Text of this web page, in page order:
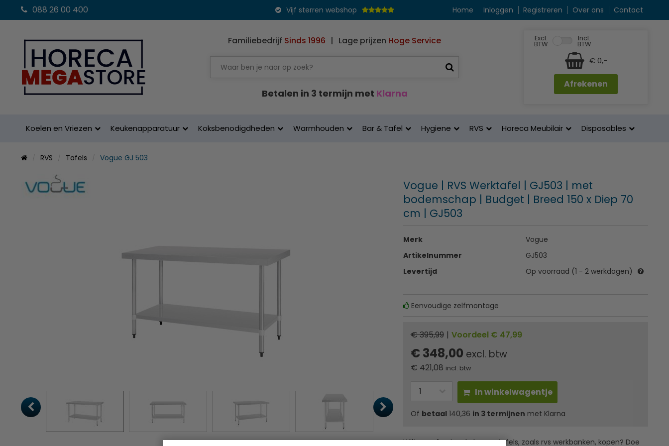
088 26 00 400 Vijf sterren webshop Home Inloggen Registreren Over ons Contact
Familiebedrijf Sinds 1996 | Lage prijzen Hoge Service
Betalen in 3 termijn met Klarna
Excl.
BTW
Incl.
BTW
€ 0,-
Afrekenen
Koelen en Vriezen Keukenapparatuur Koksbenodigdheden Warmhouden Bar & Tafel Hygiene RVS Horeca Meubilair Disposables
RVS Tafels Vogue GJ 503
Vogue | RVS Werktafel | GJ503 | met
bodemschap | Budget | Breed 150 x Diep 70
cm | GJ503
Merk
Vogue
Artikelnummer
GJ503
Levertijd
Op voorraad (1 - 2 werkdagen)
Eenvoudige zelfmontage
€ 395,99 | Voordeel € 47,99
€ 348,00 excl. btw
€ 421,08 incl. btw
In winkelwagentje
Of betaal140,36 in 3 termijnen met Klarna
Wilt u professionele horecatafels, zoals rvs werkbanken, kopen? Doe